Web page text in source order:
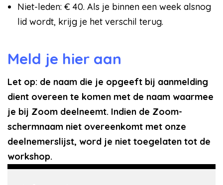
Niet-leden: € 40. Als je binnen een week alsnog
lid wordt, krijg je het verschil terug.
Meld je hier aan
Let op: de naam die je opgeeft bij aanmelding
dient overeen te komen met de naam waarmee
je bij Zoom deelneemt. Indien de Zoom-
schermnaam niet overeenkomt met onze
deelnemerslijst, word je niet toegelaten tot de
workshop.